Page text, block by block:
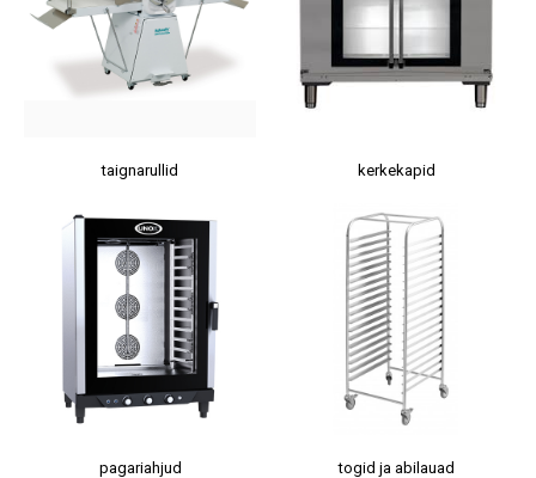
taignarullid kerkekapid
pagariahjud togid ja abilauad